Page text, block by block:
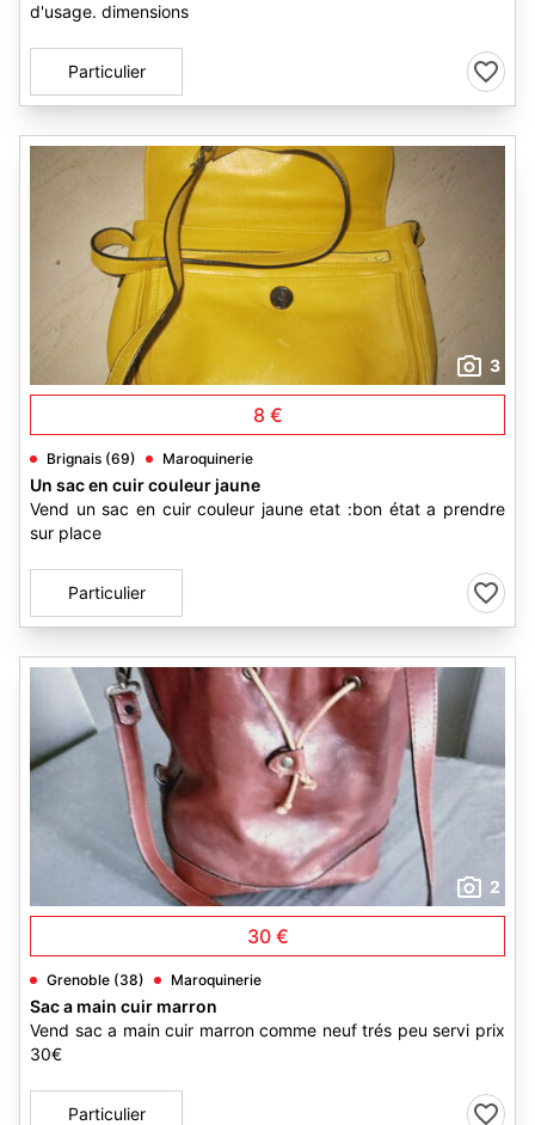
d'usage. dimensions
Particulier
3
8 €
Brignais (69) Maroquinerie
Un sac en cuir couleur jaune
Vend un sac en cuir couleur jaune etat :bon état a prendre
sur place
Particulier
2
30 €
Grenoble (38) Maroquinerie
Sac a main cuir marron
Vend sac a main cuir marron comme neuf trés peu servi prix
30€
Particulier